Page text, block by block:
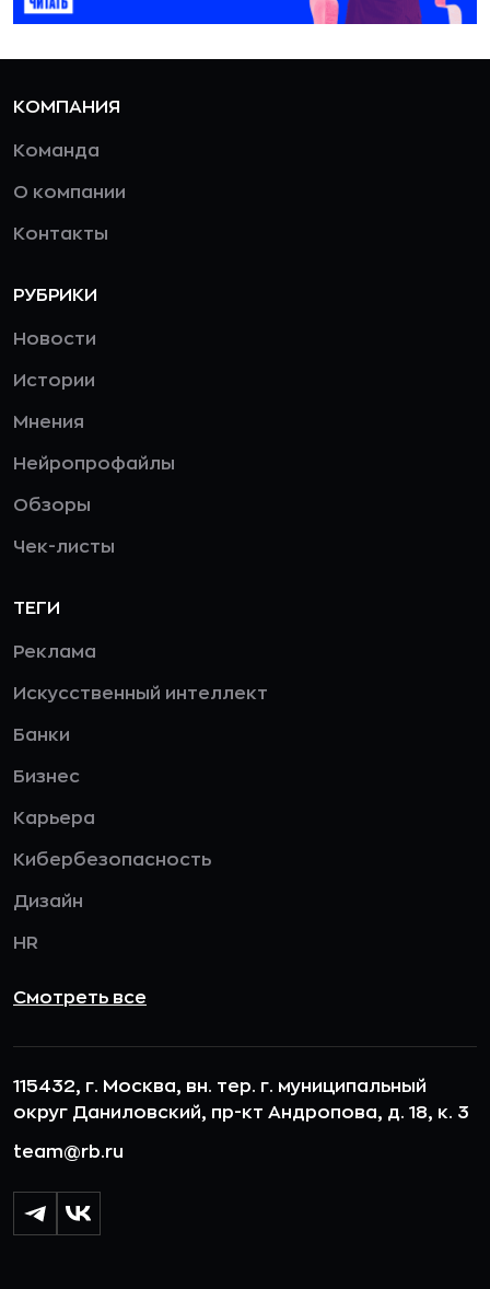
КОМПАНИЯ
Команда
О компании
Контакты
РУБРИКИ
Новости
Истории
Мнения
Нейропрофайлы
Обзоры
Чек-листы
ТЕГИ
Реклама
Искусственный интеллект
Банки
Бизнес
Карьера
Кибербезопасность
Дизайн
HR
Смотреть все
115432, г. Москва, вн. тер. г. муниципальный
округ Даниловский, пр-кт Андропова, д. 18, к. 3
team@rb.ru